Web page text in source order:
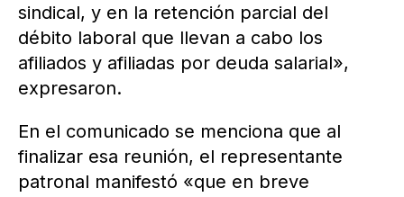
sindical, y en la retención parcial del
débito laboral que llevan a cabo los
afiliados y afiliadas por deuda salarial»,
expresaron.
En el comunicado se menciona que al
finalizar esa reunión, el representante
patronal manifestó «que en breve